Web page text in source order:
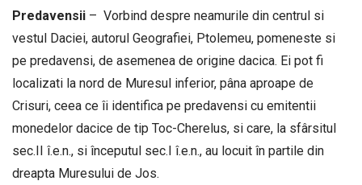
Predavensii – Vorbind despre neamurile din centrul si
vestul Daciei, autorul Geografiei, Ptolemeu, pomeneste si
pe predavensi, de asemenea de origine dacica. Ei pot fi
localizati la nord de Muresul inferior, pâna aproape de
Crisuri, ceea ce îi identifica pe predavensi cu emitentii
monedelor dacice de tip Toc-Cherelus, si care, la sfârsitul
sec.II î.e.n., si începutul sec.I î.e.n., au locuit în partile din
dreapta Muresului de Jos.